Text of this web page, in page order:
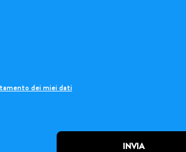
dei miei dati
INVIA